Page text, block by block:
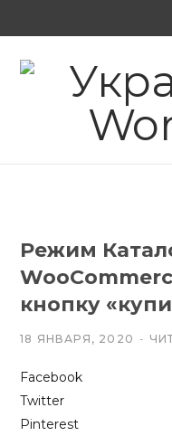
Режим
кнопку
18 ЯНВАРЯ, 2020
Facebook
Twitter
Pinterest